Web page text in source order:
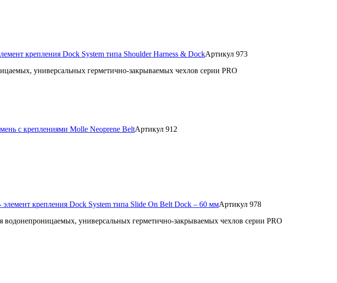
крепления Dock System типа Shoulder Harness & DockАртикул 973
универсальных герметично-закрываемых чехлов серии PRO
с креплениями Molle Neoprene BeltАртикул 912
элемент крепления Dock System типа Slide On Belt Dock – 60 ммАртикул 978
универсальных герметично-закрываемых чехлов серии PRO